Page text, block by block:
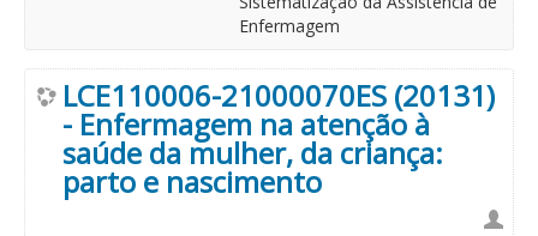
Enfermagem
LCE110006-21000070ES (20131)
- Enfermagem na atenção à
saúde da mulher, da criança:
parto e nascimento